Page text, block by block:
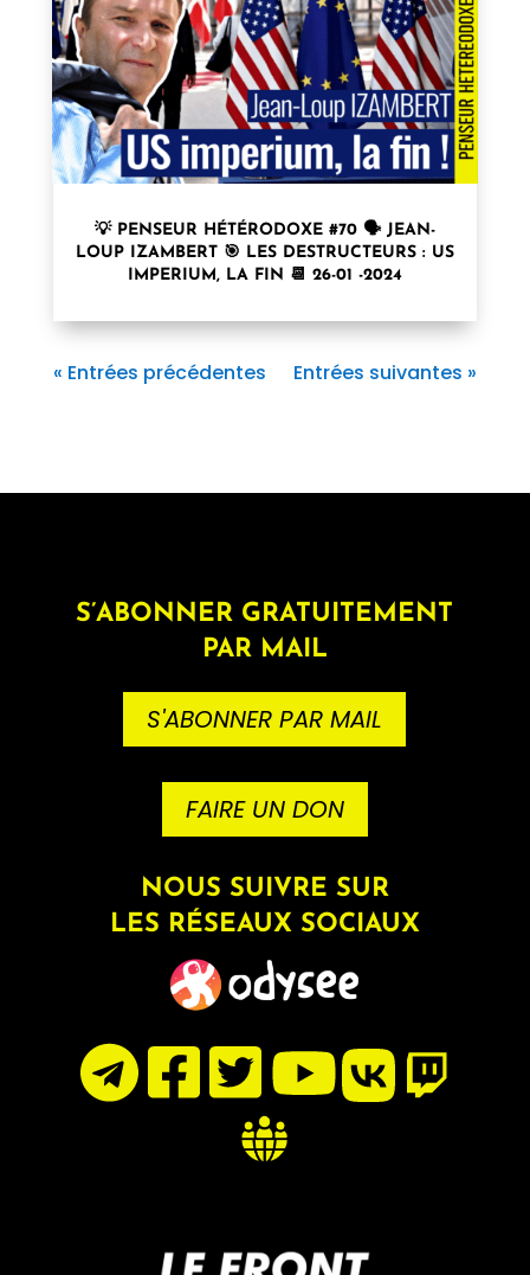
💡 PENSEUR HÉTÉRODOXE #70 🗣 JEAN-
LOUP IZAMBERT 🎯 LES DESTRUCTEURS : US
IMPERIUM, LA FIN 📆 26-01 -2024
« Entrées précédentes Entrées suivantes »
S’ABONNER GRATUITEMENT
PAR MAIL
S'ABONNER PAR MAIL
FAIRE UN DON
NOUS SUIVRE SUR
LES RÉSEAUX SOCIAUX